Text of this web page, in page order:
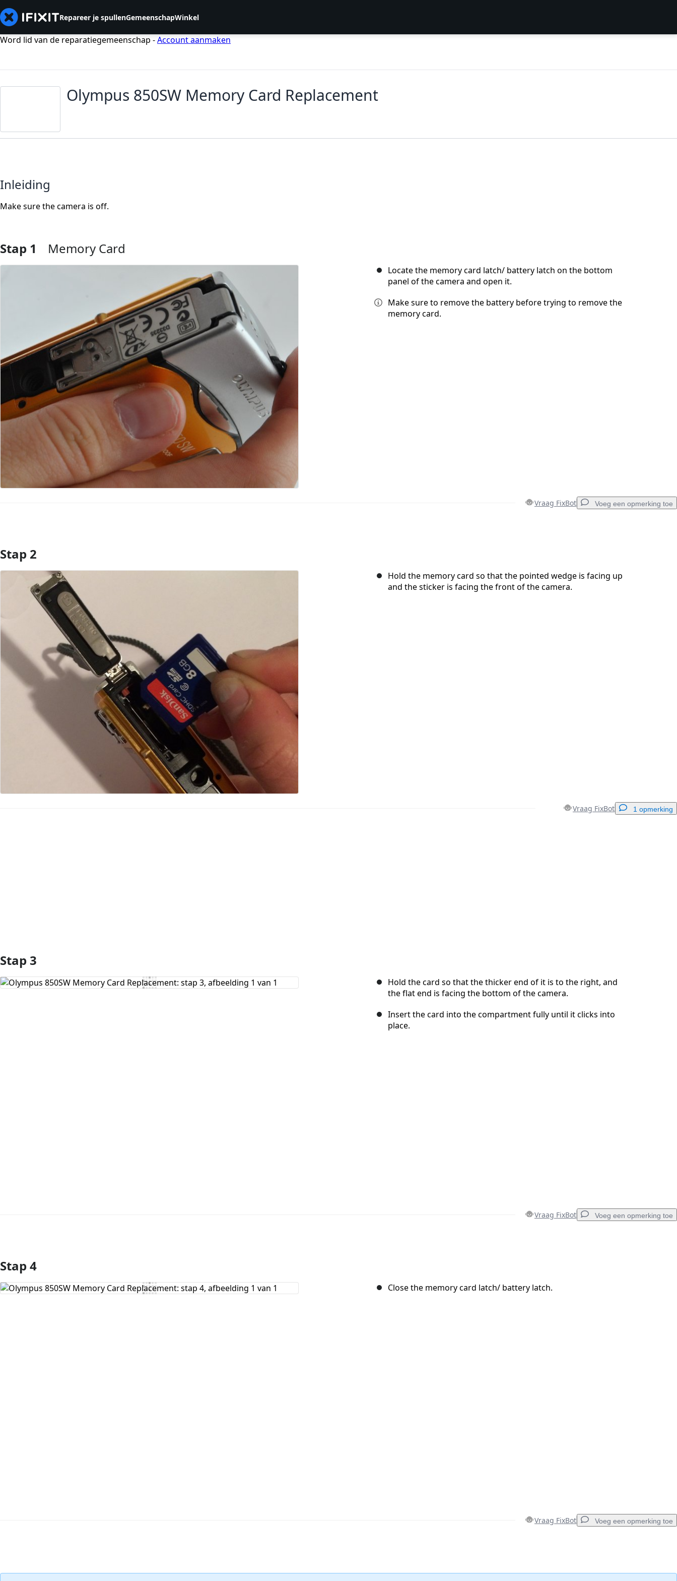
Repareer je spullenGemeenschapWinkel
Word lid van de reparatiegemeenschap -Account aanmaken
Olympus 850SW Memory Card Replacement
Inleiding
Make sure the camera is off.
Stap 1 Memory Card
Locate the memory card latch/ battery latch on the bottom
panel of the camera and open it.
Make sure to remove the battery before trying to remove the
memory card.
Vraag FixBot Voeg een opmerking toe
Voeg opmerking toe
Stap 2
Hold the memory card so that the pointed wedge is facing up
and the sticker is facing the front of the camera.
Vraag FixBot 1 opmerking
Stap 3
Hold the card so that the thicker end of it is to the right, and
the flat end is facing the bottom of the camera.
Insert the card into the compartment fully until it clicks into
place.
Vraag FixBot Voeg een opmerking toe
Voeg opmerking toe
Stap 4
Close the memory card latch/ battery latch.
Vraag FixBot Voeg een opmerking toe
Voeg opmerking toe